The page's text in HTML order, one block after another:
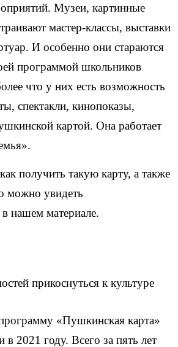
Музеи, картинные
мастер-классы, выставки
И особенно они стараются
программой школьников
что у них есть возможность
спектакли, кинопоказы,
картой. Она работает
получить такую карту, а также
можно увидеть
материале.
прикоснуться к культуре
«Пушкинская карта»
в 2021 году. Всего за пять лет